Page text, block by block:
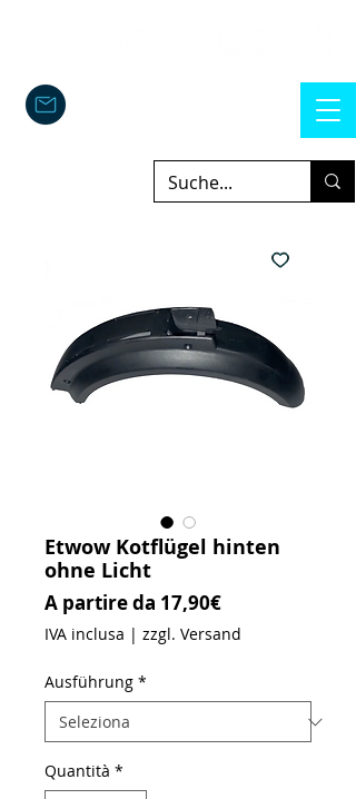
Etwow Kotflügel hinten
ohne Licht
A partire da 17,90€Prezzo scontato
IVA inclusa | zzgl. Versand
Ausführung *
Quantità *